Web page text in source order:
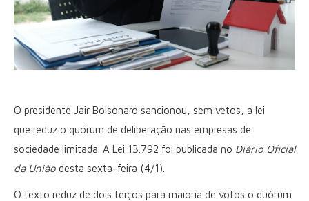
O presidente Jair Bolsonaro sancionou, sem vetos, a lei
que reduz o quórum de deliberação nas empresas de
sociedade limitada. A Lei 13.792 foi publicada no Diário Oficial
da União desta sexta-feira (4/1).
O texto reduz de dois terços para maioria de votos o quórum